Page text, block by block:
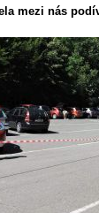
mezi nás